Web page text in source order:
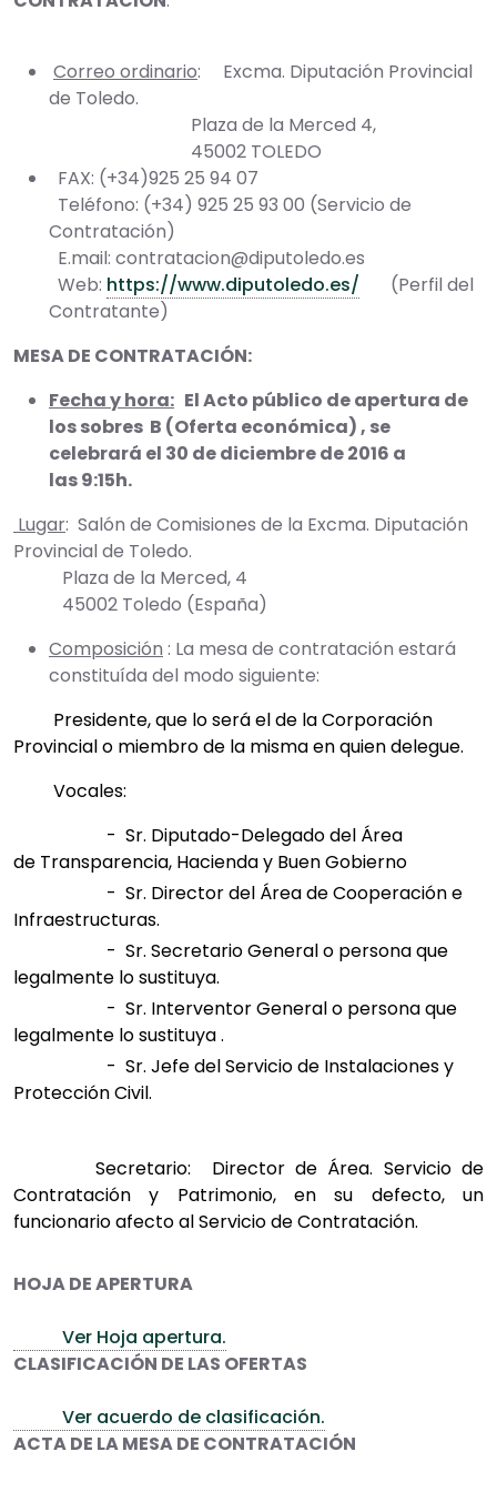
Correo ordinario: Excma. Diputación Provincial
de Toledo.
Plaza de la Merced 4,
45002 TOLEDO
FAX: (+34)925 25 94 07
Teléfono: (+34) 925 25 93 00 (Servicio de
Contratación)
E.mail: contratacion@diputoledo.es
Web: https://www.diputoledo.es/ (Perfil del
Contratante)
MESA DE CONTRATACIÓN:
Fecha y hora: El Acto público de apertura de
los sobres B (Oferta económica) , se
celebrará el 30 de diciembre de 2016 a
las 9:15h.
Lugar: Salón de Comisiones de la Excma. Diputación
Provincial de Toledo.
Plaza de la Merced, 4
45002 Toledo (España)
Composición : La mesa de contratación estará
constituída del modo siguiente:
Presidente, que lo será el de la Corporación
Provincial o miembro de la misma en quien delegue.
Vocales:
- Sr. Diputado-Delegado del Área
de Transparencia, Hacienda y Buen Gobierno
- Sr. Director del Área de Cooperación e
Infraestructuras.
- Sr. Secretario General o persona que
legalmente lo sustituya.
- Sr. Interventor General o persona que
legalmente lo sustituya .
- Sr. Jefe del Servicio de Instalaciones y
Protección Civil.
Secretario: Director de Área. Servicio de
Contratación y Patrimonio, en su defecto, un
funcionario afecto al Servicio de Contratación.
HOJA DE APERTURA
Ver Hoja apertura.
CLASIFICACIÓN DE LAS OFERTAS
Ver acuerdo de clasificación.
ACTA DE LA MESA DE CONTRATACIÓN